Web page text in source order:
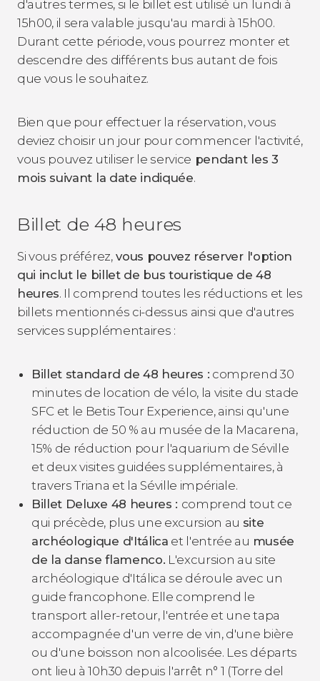
d'autres termes, si le billet est utilisé un lundi à
15h00, il sera valable jusqu'au mardi à 15h00.
Durant cette période, vous pourrez monter et
descendre des différents bus autant de fois
que vous le souhaitez.
Bien que pour effectuer la réservation, vous
deviez choisir un jour pour commencer l'activité,
vous pouvez utiliser le service pendant les 3
mois suivant la date indiquée.
Billet de 48 heures
Si vous préférez,vous pouvez réserver l'option
qui inclut le billet de bus touristique de 48
heures. Il comprend toutes les réductions et les
billets mentionnés ci-dessus ainsi que d'autres
services supplémentaires :
Billet standard de 48 heures : comprend 30
minutes de location de vélo, la visite du stade
SFC et le Betis Tour Experience, ainsi qu'une
réduction de 50 % au musée de la Macarena,
15% de réduction pour l'aquarium de Séville
et deux visites guidées supplémentaires, à
travers Triana et la Séville impériale.
Billet Deluxe 48 heures : comprend tout ce
qui précède, plus une excursion au site
archéologique d'Itálica et l'entrée au musée
de la danse flamenco. L'excursion au site
archéologique d'Itálica se déroule avec un
guide francophone. Elle comprend le
transport aller-retour, l'entrée et une tapa
accompagnée d'un verre de vin, d'une bière
ou d'une boisson non alcoolisée. Les départs
ont lieu à 10h30 depuis l'arrêt n° 1 (Torre del